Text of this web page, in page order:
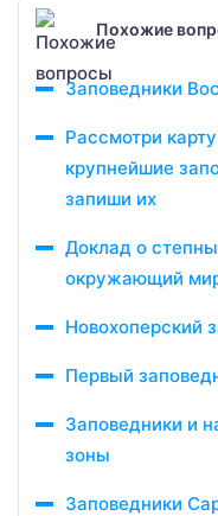
Похожие
Заповедники
Рассмотри
крупнейшие
запиши их
Доклад о
окружающий
Новохоперский
Первый
Заповедники и
зоны
Заповедники